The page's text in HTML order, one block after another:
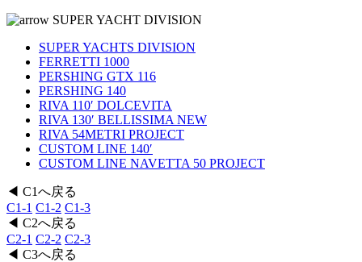
SUPER YACHT DIVISION
SUPER YACHTS DIVISION
FERRETTI 1000
PERSHING GTX 116
PERSHING 140
RIVA 110′ DOLCEVITA
RIVA 130′ BELLISSIMA NEW
RIVA 54METRI PROJECT
CUSTOM LINE 140′
CUSTOM LINE NAVETTA 50 PROJECT
◀ C1へ戻る
C1-1 C1-2 C1-3
◀ C2へ戻る
C2-1 C2-2 C2-3
◀ C3へ戻る